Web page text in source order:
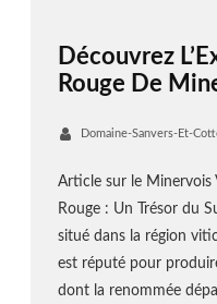
Découvrez
Rouge De
Domaine-Sanvers-Et-
Article sur le Minervois
Rouge : Un Trésor du
situé dans la région
est réputé pour
dont la renommée